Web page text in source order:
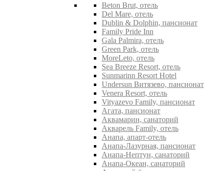
Beton Brut, отель
Del Mare, отель
Dublin & Dolphin, пансионат
Family Pride Inn
Gala Palmira, отель
Green Park, отель
MoreLeto, отель
Sea Breeze Resort, отель
Sunmarinn Resort Hotel
Undersun Витязево, пансионат
Venera Resort, отель
Vityazevo Family, пансионат
Агата, пансионат
Аквамарин, санаторий
Акварель Family, отель
Анапа, апарт-отель
Анапа-Лазурная, пансионат
Анапа-Нептун, санаторий
Анапа-Океан, санаторий